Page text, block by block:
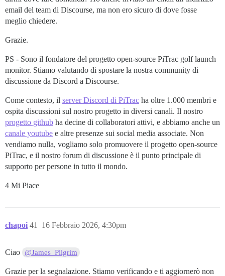
email del team di Discourse, ma non ero sicuro di dove fosse
meglio chiedere.
Grazie.
PS - Sono il fondatore del progetto open-source PiTrac golf launch
monitor. Stiamo valutando di spostare la nostra community di
discussione da Discord a Discourse.
Come contesto, il server Discord di PiTrac ha oltre 1.000 membri e
ospita discussioni sul nostro progetto in diversi canali. Il nostro
progetto github ha decine di collaboratori attivi, e abbiamo anche un
canale youtube e altre presenze sui social media associate. Non
vendiamo nulla, vogliamo solo promuovere il progetto open-source
PiTrac, e il nostro forum di discussione è il punto principale di
supporto per persone in tutto il mondo.
4 Mi Piace
chapoi 16 Febbraio 2026, 4:30pm
41
Ciao @James_Pilgrim
Grazie per la segnalazione. Stiamo verificando e ti aggiornerò non